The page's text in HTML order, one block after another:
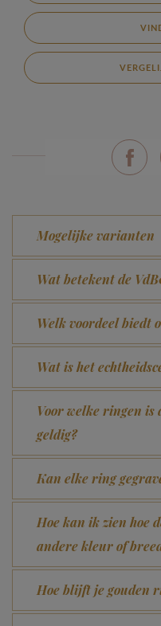
Mogelijke varianten
Wat betekent de
Welk voordeel biedt
Wat is het
Voor welke ringen
geldig?
Kan elke ring
Hoe kan ik zien hoe
andere kleur of
Hoe blijft je gouden